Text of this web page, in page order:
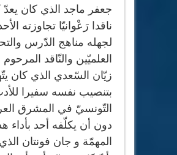
جعفر ماجد الذي كان يعدّ
ناقدا رَعْوانيّا تجاوزته
لجهله مناهج الدّرس
العلميّين والنّاقد المرحوم
زيّان السّعدي الذي كان
بتنصيب نفسه سفيرا
التّونسيّ في المشرق
دون أن يكلّفه أحد بأداء
المهمّة و جان فونتان